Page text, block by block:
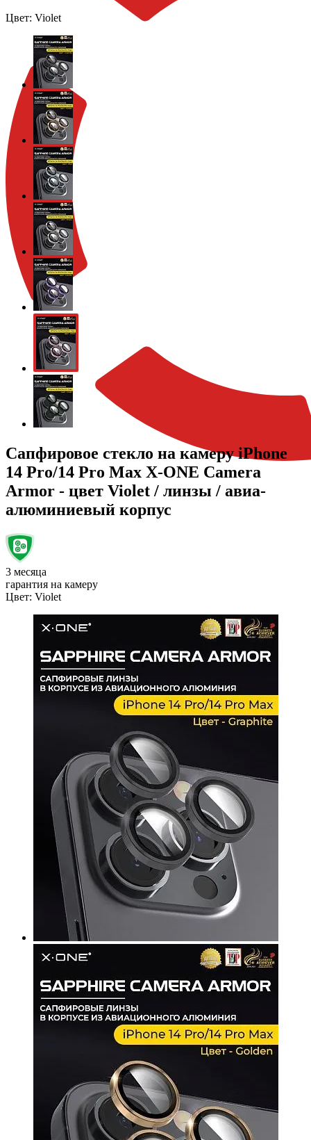
Цвет: Violet
Сапфировое стекло на камеру iPhone
14 Pro/14 Pro Max X-ONE Camera
Armor - цвет Violet / линзы / авиа-
алюминиевый корпус
3 месяца
гарантия на камеру
Цвет: Violet